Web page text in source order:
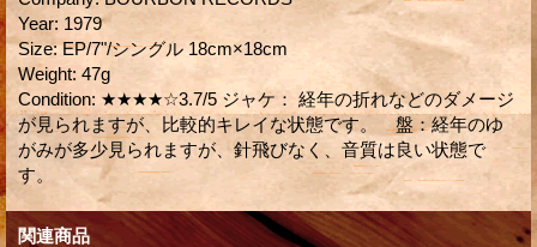
Year: 1979
Size: EP/7"/シングル 18cm×18cm
Weight: 47g
Condition: ★★★★☆3.7/5 ジャケ： 経年の折れなどのダメージ
が見られますが、比較的キレイな状態です。 盤：経年のゆ
がみが多少見られますが、針飛びなく、音質は良い状態で
す。
関連商品